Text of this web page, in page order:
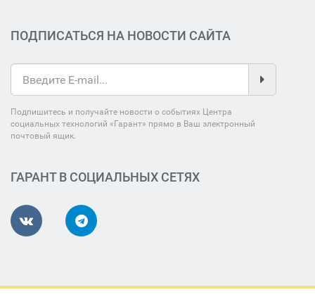
ПОДПИСАТЬСЯ НА НОВОСТИ САЙТА
Подпишитесь и получайте новости о событиях Центра
социальных технологий «Гарант» прямо в Ваш электронный
почтовый ящик.
ГАРАНТ В СОЦИАЛЬНЫХ СЕТЯХ